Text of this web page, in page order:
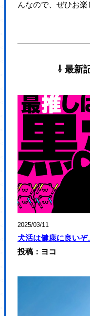
んなので、ぜひお楽
⇩ 最新
2025/03/11
犬活は健康に良いぞ
投稿：ヨコ
<div class="header-btn">
<ul class="header-nav">
<a href="https://
<a href="https://
<a href="https://